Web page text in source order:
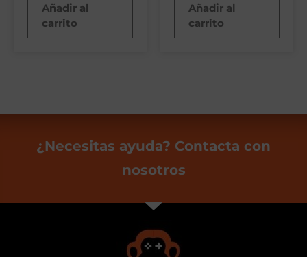
Añadir al
carrito
Añadir al
carrito
¿Necesitas ayuda? Contacta con
nosotros